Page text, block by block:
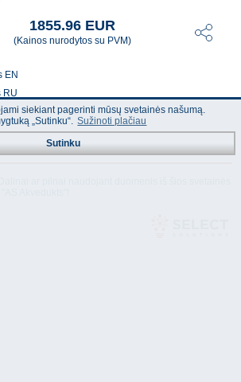
1855.96 EUR
(Kainos nurodytos su PVM)
EN
RU
siekiant pagerinti mūsų svetainės našumą.
„Sutinku“. Sužinoti plačiau
Sutinku